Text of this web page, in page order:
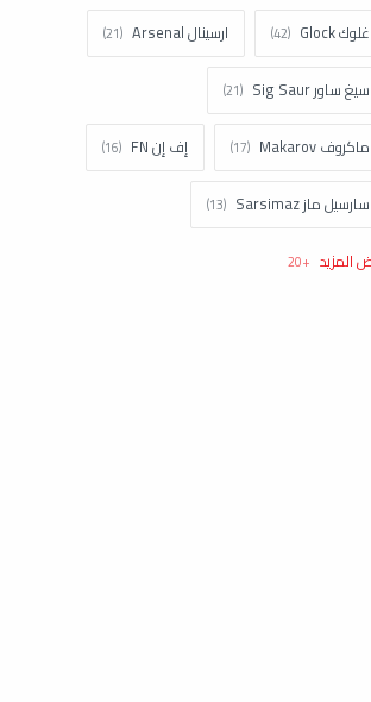
غلوك Glock ارسينال Arsenal
سيغ ساور Sig Saur
ماكروف Makarov إف إن FN
سارسيل ماز Sarsimaz
كولت Colt